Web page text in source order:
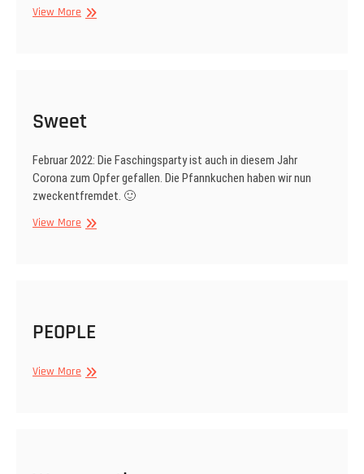
View MoreADIÒS
Sweet
Februar 2022: Die Faschingsparty ist auch in diesem Jahr
Corona zum Opfer gefallen. Die Pfannkuchen haben wir nun
zweckentfremdet. 🙂
View MoreSweet
PEOPLE
View MorePEOPLE